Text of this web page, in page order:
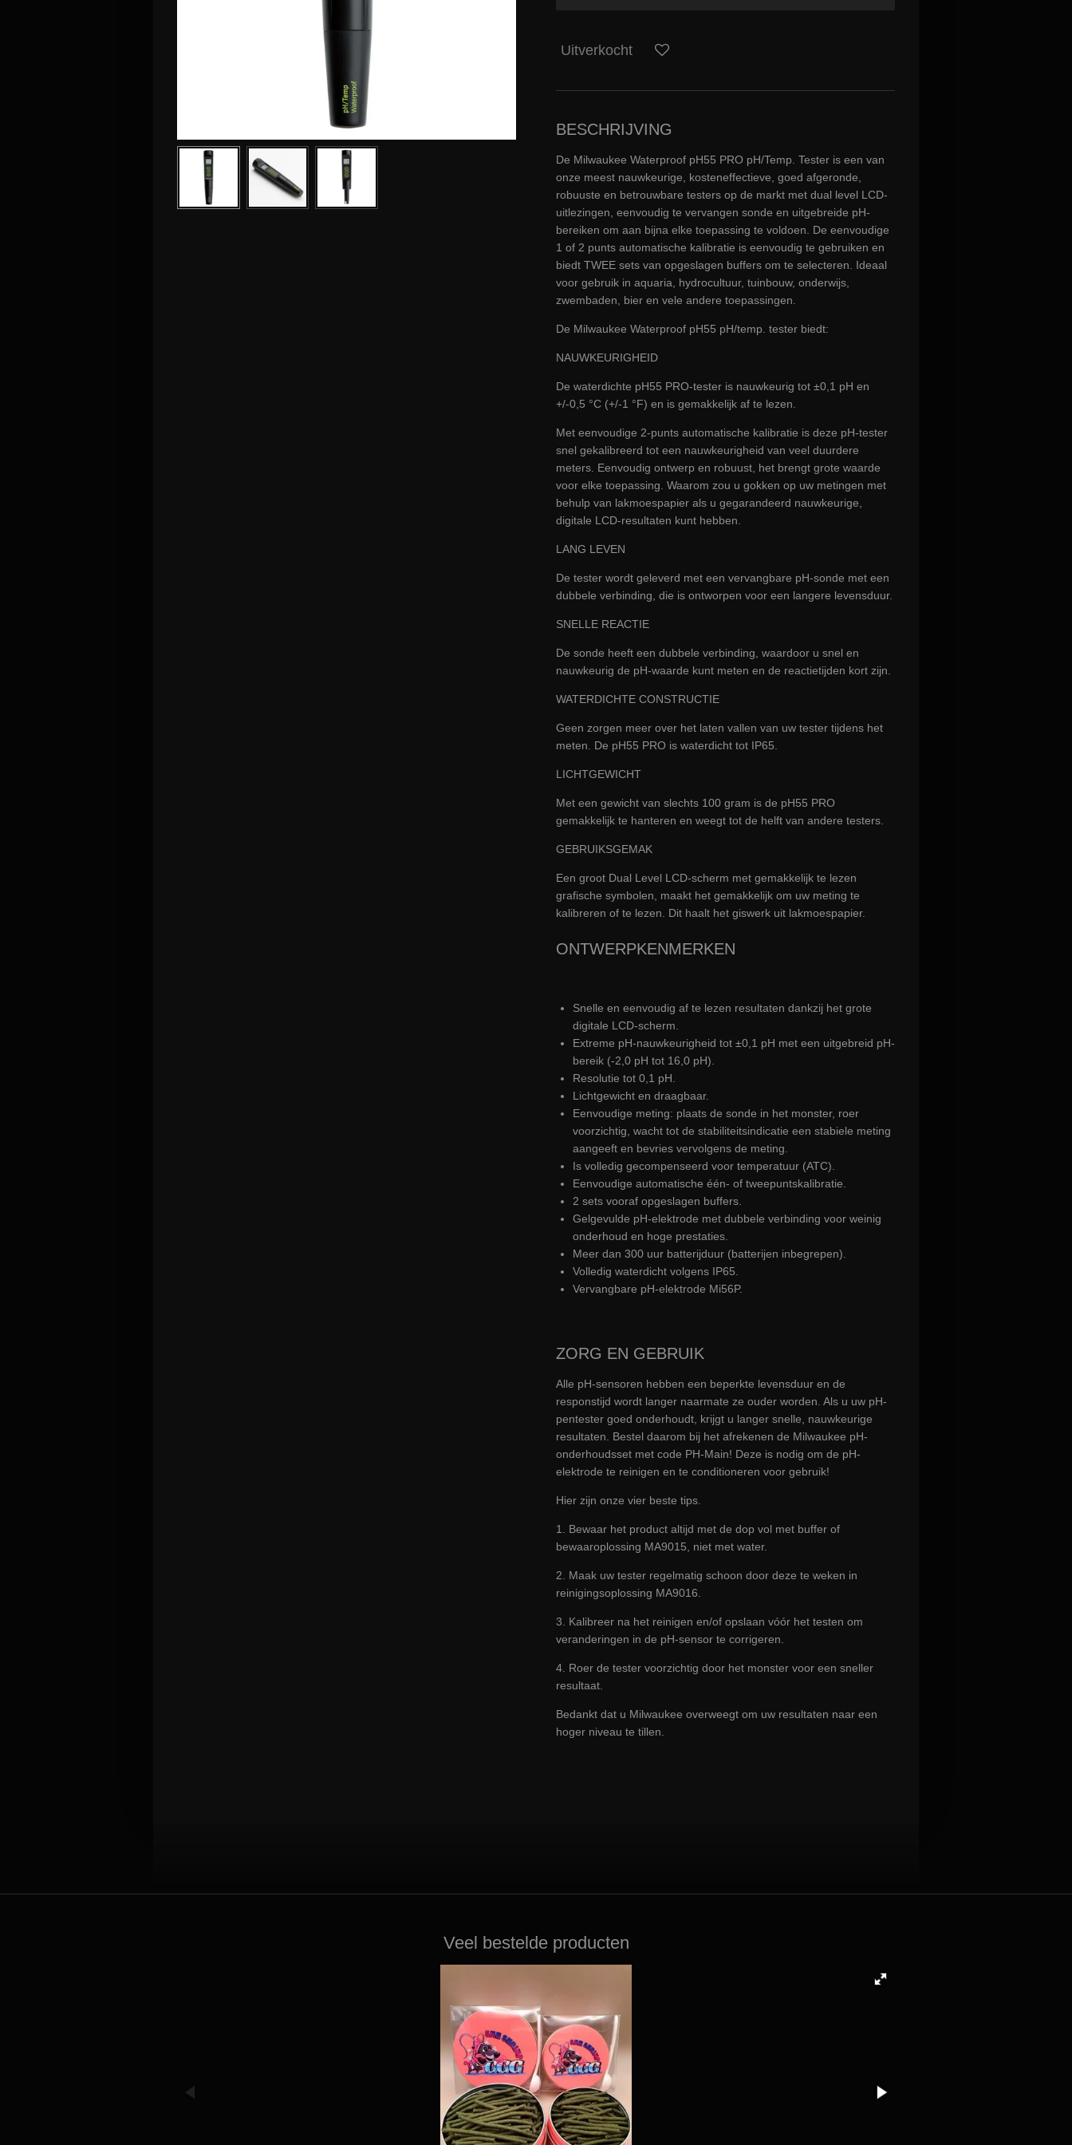
Uitverkocht
BESCHRIJVING
De Milwaukee Waterproof pH55 PRO pH/Temp. Tester is een van
onze meest nauwkeurige, kosteneffectieve, goed afgeronde,
robuuste en betrouwbare testers op de markt met dual level LCD-
uitlezingen, eenvoudig te vervangen sonde en uitgebreide pH-
bereiken om aan bijna elke toepassing te voldoen. De eenvoudige
1 of 2 punts automatische kalibratie is eenvoudig te gebruiken en
biedt TWEE sets van opgeslagen buffers om te selecteren. Ideaal
voor gebruik in aquaria, hydrocultuur, tuinbouw, onderwijs,
zwembaden, bier en vele andere toepassingen.
De Milwaukee Waterproof pH55 pH/temp. tester biedt:
NAUWKEURIGHEID
De waterdichte pH55 PRO-tester is nauwkeurig tot ±0,1 pH en
+/-0,5 °C (+/-1 °F) en is gemakkelijk af te lezen.
Met eenvoudige 2-punts automatische kalibratie is deze pH-tester
snel gekalibreerd tot een nauwkeurigheid van veel duurdere
meters. Eenvoudig ontwerp en robuust, het brengt grote waarde
voor elke toepassing. Waarom zou u gokken op uw metingen met
behulp van lakmoespapier als u gegarandeerd nauwkeurige,
digitale LCD-resultaten kunt hebben.
LANG LEVEN
De tester wordt geleverd met een vervangbare pH-sonde met een
dubbele verbinding, die is ontworpen voor een langere levensduur.
SNELLE REACTIE
De sonde heeft een dubbele verbinding, waardoor u snel en
nauwkeurig de pH-waarde kunt meten en de reactietijden kort zijn.
WATERDICHTE CONSTRUCTIE
Geen zorgen meer over het laten vallen van uw tester tijdens het
meten. De pH55 PRO is waterdicht tot IP65.
LICHTGEWICHT
Met een gewicht van slechts 100 gram is de pH55 PRO
gemakkelijk te hanteren en weegt tot de helft van andere testers.
GEBRUIKSGEMAK
Een groot Dual Level LCD-scherm met gemakkelijk te lezen
grafische symbolen, maakt het gemakkelijk om uw meting te
kalibreren of te lezen. Dit haalt het giswerk uit lakmoespapier.
ONTWERPKENMERKEN
Snelle en eenvoudig af te lezen resultaten dankzij het grote
digitale LCD-scherm.
Extreme pH-nauwkeurigheid tot ±0,1 pH met een uitgebreid pH-
bereik (-2,0 pH tot 16,0 pH).
Resolutie tot 0,1 pH.
Lichtgewicht en draagbaar.
Eenvoudige meting: plaats de sonde in het monster, roer
voorzichtig, wacht tot de stabiliteitsindicatie een stabiele meting
aangeeft en bevries vervolgens de meting.
Is volledig gecompenseerd voor temperatuur (ATC).
Eenvoudige automatische één- of tweepuntskalibratie.
2 sets vooraf opgeslagen buffers.
Gelgevulde pH-elektrode met dubbele verbinding voor weinig
onderhoud en hoge prestaties.
Meer dan 300 uur batterijduur (batterijen inbegrepen).
Volledig waterdicht volgens IP65.
Vervangbare pH-elektrode Mi56P.
ZORG EN GEBRUIK
Alle pH-sensoren hebben een beperkte levensduur en de
responstijd wordt langer naarmate ze ouder worden. Als u uw pH-
pentester goed onderhoudt, krijgt u langer snelle, nauwkeurige
resultaten. Bestel daarom bij het afrekenen de Milwaukee pH-
onderhoudsset met code PH-Main! Deze is nodig om de pH-
elektrode te reinigen en te conditioneren voor gebruik!
Hier zijn onze vier beste tips.
1. Bewaar het product altijd met de dop vol met buffer of
bewaaroplossing MA9015, niet met water.
2. Maak uw tester regelmatig schoon door deze te weken in
reinigingsoplossing MA9016.
3. Kalibreer na het reinigen en/of opslaan vóór het testen om
veranderingen in de pH-sensor te corrigeren.
4. Roer de tester voorzichtig door het monster voor een sneller
resultaat.
Bedankt dat u Milwaukee overweegt om uw resultaten naar een
hoger niveau te tillen.
Veel bestelde producten